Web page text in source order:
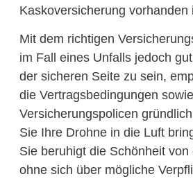
Kaskoversicherung vorhanden
Mit dem richtigen
im Fall eines Unfalls jedoch
der sicheren Seite zu sein,
die Vertragsbedingungen
Versicherungspolicen
Sie Ihre Drohne in die Luft
Sie beruhigt die Schönheit
ohne sich über mögliche